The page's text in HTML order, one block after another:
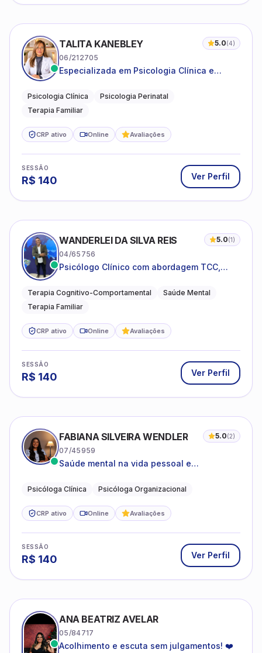
TALITA KANEBLEY 5.0(4)
06/212705
Especializada em Psicologia Clínica e
famílias
Psicologia Clínica
Psicologia Perinatal
Terapia Familiar
CRP ativo Online Avaliações
SESSÃO
R$ 140 Ver Perfil
WANDERLEI DA SILVA REIS 5.0(1)
04/65756
Psicólogo Clínico com abordagem TCC,
sistêmica
Terapia Cognitivo-Comportamental
Saúde Mental
Terapia Familiar
CRP ativo Online Avaliações
SESSÃO
R$ 140 Ver Perfil
FABIANA SILVEIRA WENDLER 5.0(2)
07/45959
Saúde mental na vida pessoal e
Psicóloga Clínica Psicóloga Organizacional
CRP ativo Online Avaliações
SESSÃO
R$ 140 Ver Perfil
ANA BEATRIZ AVELAR
05/84717
Acolhimento e escuta sem julgamentos! ❤️